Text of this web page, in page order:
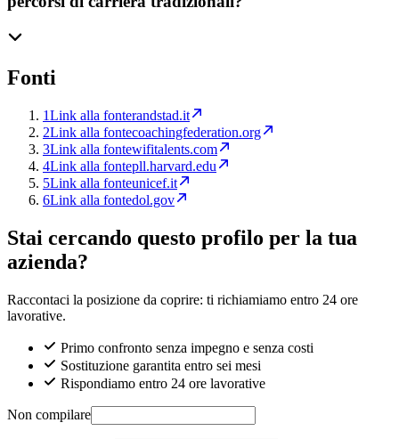
Fonti
1Link alla fonterandstad.it
2Link alla fontecoachingfederation.org
3Link alla fontewifitalents.com
4Link alla fontepll.harvard.edu
5Link alla fonteunicef.it
6Link alla fontedol.gov
Stai cercando questo profilo per la tua
azienda?
Raccontaci la posizione da coprire: ti richiamiamo entro 24 ore
lavorative.
Primo confronto senza impegno e senza costi
Sostituzione garantita entro sei mesi
Rispondiamo entro 24 ore lavorative
Non compilare